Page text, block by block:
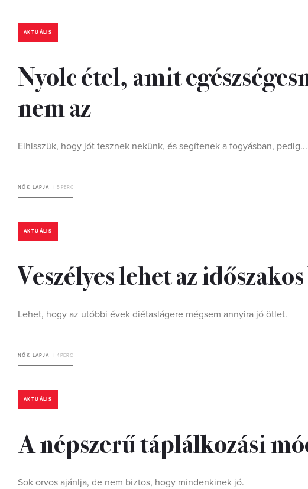
AKTUÁLIS
Nyolc étel, amit
nem az
Elhisszük, hogy jót tesznek nekünk, és segítenek a fogyásban, pedig...
NŐK LAPJA 5 PERC
AKTUÁLIS
Veszélyes lehet az
Lehet, hogy az utóbbi évek diétaslágere mégsem annyira jó ötlet.
NŐK LAPJA 4 PERC
AKTUÁLIS
A népszerű táplálkozási
Sok orvos ajánlja, de nem biztos, hogy mindenkinek jó.